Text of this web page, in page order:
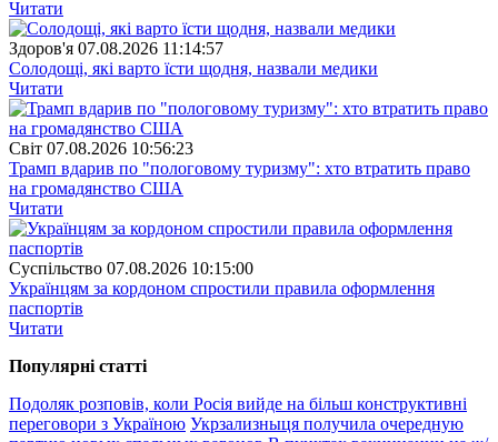
Читати
Здоров'я 07.08.2026 11:14:57
Солодощі, які варто їсти щодня, назвали медики
Читати
Свiт 07.08.2026 10:56:23
Трамп вдарив по "пологовому туризму": хто втратить право
на громадянство США
Читати
Суспiльство 07.08.2026 10:15:00
Українцям за кордоном спростили правила оформлення
паспортів
Читати
Популярнi статтi
Подоляк розповів, коли Росія вийде на більш конструктивні
переговори з Україною Укрзализныця получила очередную